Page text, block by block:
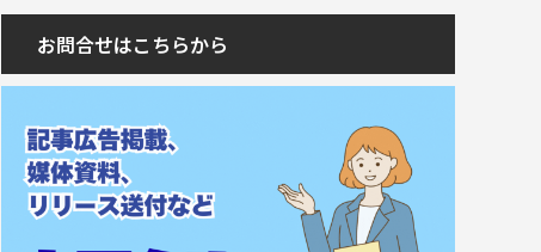
お問合せはこちらから